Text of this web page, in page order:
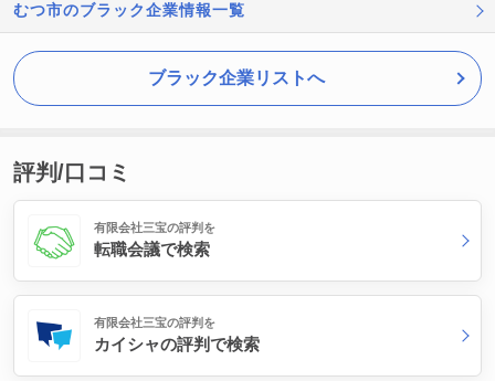
むつ市のブラック企業情報一覧
ブラック企業リストへ
評判/口コミ
有限会社三宝の評判を
転職会議で検索
有限会社三宝の評判を
カイシャの評判で検索